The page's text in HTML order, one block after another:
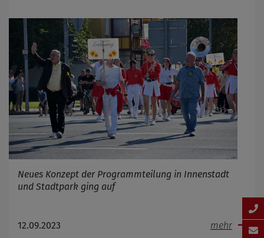
Neues Konzept der Programmteilung in Innenstadt
und Stadtpark ging auf
12.09.2023 mehr